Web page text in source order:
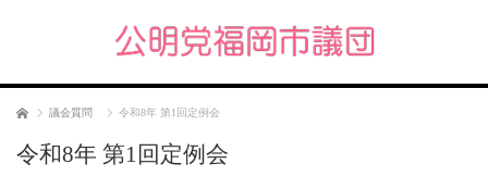
ホーム 議会質問 令和8年 第1回定例会
令和8年 第1回定例会